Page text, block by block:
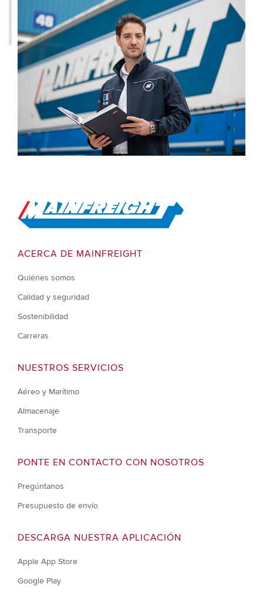
Go to Home
ACERCA DE MAINFREIGHT
Quiénes somos
Calidad y seguridad
Sostenibilidad
Carreras
NUESTROS SERVICIOS
Aéreo y Marítimo
Almacenaje
Transporte
PONTE EN CONTACTO CON NOSOTROS
Pregúntanos
Presupuesto de envío
DESCARGA NUESTRA APLICACIÓN
Apple App Store
Google Play